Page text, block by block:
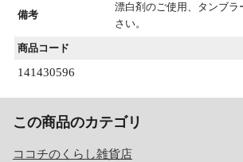
備考
漂白剤のご使用、タンブラ
さい。
商品コード
141430596
この商品のカテゴリ
ココチのくらし雑貨店